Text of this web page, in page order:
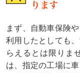
ります
まず、自動車保険
利用したとしても
らえるとは限りま
は、指定の工場に